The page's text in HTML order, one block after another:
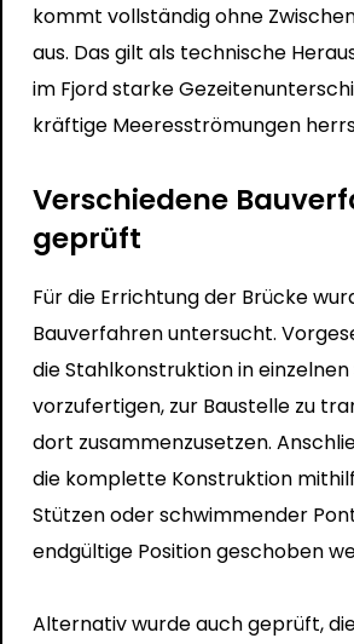
kommt vollständig ohne
aus. Das gilt als technische
im Fjord starke
kräftige Meeresströmungen
Verschiedene
geprüft
Für die Errichtung der Brücke
Bauverfahren untersucht.
die Stahlkonstruktion in
vorzufertigen, zur Baustelle zu
dort zusammenzusetzen.
die komplette Konstruktion
Stützen oder schwimmender
endgültige Position geschoben
Alternativ wurde auch geprüft,